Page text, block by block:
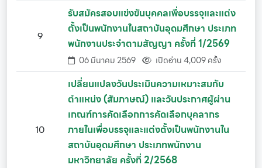
9
รับสมัครสอบแข่งขันบุคคลเพื่อบรรจุและแต่ง
ตั้งเป็นพนักงานในสถาบันอุดมศึกษา ประเภท
พนักงานประจำตามสัญญา ครั้งที่ 1/2569
06 มีนาคม 2569 เปิดอ่าน 4,009 ครั้ง
10
เปลี่ยนแปลงวันประเมินความเหมาะสมกับ
ตำแหน่ง (สัมภาษณ์) และวันประกาศผู้ผ่าน
เกณฑ์การคัดเลือกการคัดเลือกบุคลากร
ภายในเพื่อบรรจุและแต่งตั้งเป็นพนักงานใน
สถาบันอุดมศึกษา ประเภทพนักงาน
มหาวิทยาลัย ครั้งที่ 2/2568